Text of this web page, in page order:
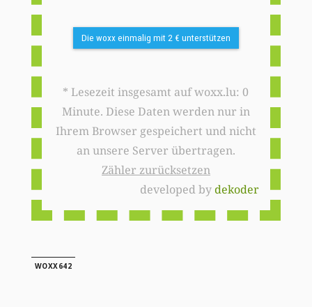
Die woxx einmalig mit 2 € unterstützen
* Lesezeit insgesamt auf woxx.lu: 0
Minute. Diese Daten werden nur in
Ihrem Browser gespeichert und nicht
an unsere Server übertragen.
Zähler zurücksetzen
developed bydekoder
WOXX642